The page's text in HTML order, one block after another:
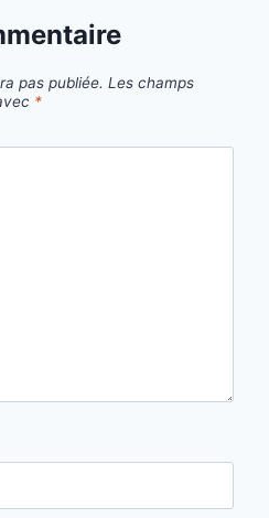
pas publiée. Les champs
*